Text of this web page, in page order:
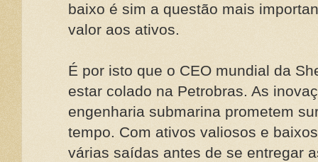
baixo é sim a questão mais
valor aos ativos.
É por isto que o CEO mundial da
estar colado na Petrobras. As
engenharia submarina prometem
tempo. Com ativos valiosos e
várias saídas antes de se entregar